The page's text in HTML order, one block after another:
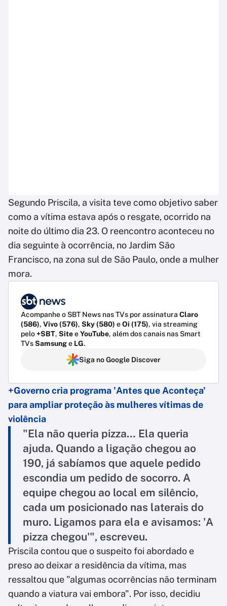
Segundo Priscila, a visita teve como objetivo saber
como a vítima estava após o resgate, ocorrido na
noite do último dia 23. O reencontro aconteceu no
dia seguinte à ocorrência, no Jardim São
Francisco, na zona sul de São Paulo, onde a mulher
mora.
Acompanhe o SBT News nas TVs por assinatura Claro
(586), Vivo (576), Sky (580) eOi (175), via streaming
pelo+SBT, SiteeYouTube, além dos canais nas Smart
TVsSamsunge LG.
Siga no Google Discover
+Governo cria programa 'Antes que Aconteça'
para ampliar proteção às mulheres vítimas de
violência
"Ela não queria pizza… Ela queria
ajuda. Quando a ligação chegou ao
190, já sabíamos que aquele pedido
escondia um pedido de socorro. A
equipe chegou ao local em silêncio,
cada um posicionado nas laterais do
muro. Ligamos para ela e avisamos: 'A
pizza chegou'", escreveu.
Priscila contou que o suspeito foi abordado e
preso ao deixar a residência da vítima, mas
ressaltou que "algumas ocorrências não terminam
quando a viatura vai embora". Por isso, decidiu